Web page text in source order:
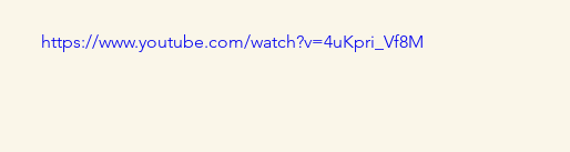
https://www.youtube.com/watch?v=4uKpri_Vf8M